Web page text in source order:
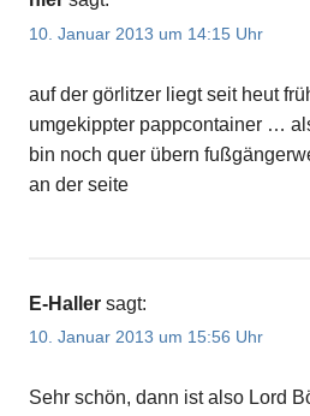
10. Januar 2013 um 14:15 Uhr
auf der görlitzer liegt seit heut
umgekippter pappcontainer …
bin noch quer übern
an der seite
E-Haller sagt:
10. Januar 2013 um 15:56 Uhr
Sehr schön, dann ist also Lord